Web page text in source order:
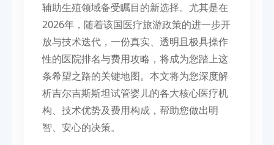
辅助生殖领域备受瞩目的新选择。尤其是在
2026年，随着该国医疗旅游政策的进一步开
放与技术迭代，一份真实、透明且极具操作
性的医院排名与费用攻略，将成为您踏上这
条希望之路的关键地图。本文将为您深度解
析吉尔吉斯斯坦试管婴儿的各大核心医疗机
构、技术优势及费用构成，帮助您做出明
智、安心的决策。